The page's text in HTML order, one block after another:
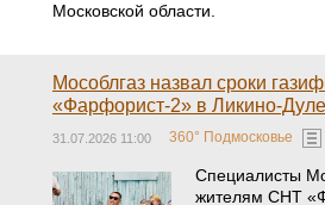
Московской области.
Мособлгаз назвал сроки
«Фарфорист-2» в Ликино-
31.07.2026 11:00 360° Подмосковье
Специалисты
жителям СНТ